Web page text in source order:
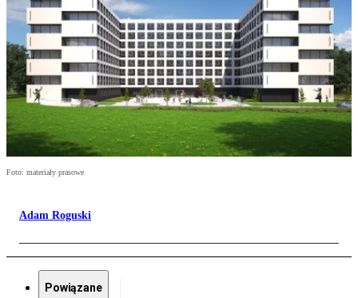
Foto: materiały prasowe
Adam Roguski
Powiązane